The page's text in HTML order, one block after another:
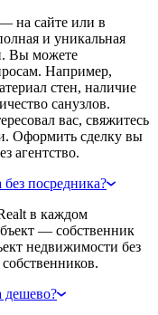
на сайте или в
и уникальная
Вы можете
Например,
стен, наличие
санузлов.
вас, свяжитесь
Оформить сделку вы
агентство.
посредника?
в каждом
— собственник
недвижимости без
дешево?